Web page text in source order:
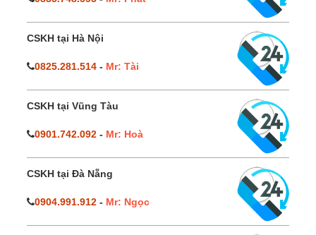
CSKH tại Hà Nội
0825.281.514 - Mr: Tài
CSKH tại Vũng Tàu
0901.742.092 - Mr: Hoà
CSKH tại Đà Nẵng
0904.991.912 - Mr: Ngọc